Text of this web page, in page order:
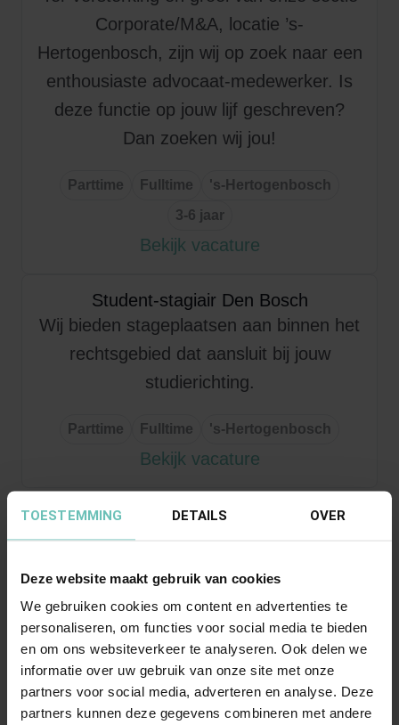
TOESTEMMING DETAILS OVER
Deze website maakt gebruik van cookies
We gebruiken cookies om content en advertenties te
personaliseren, om functies voor social media te bieden
en om ons websiteverkeer te analyseren. Ook delen we
informatie over uw gebruik van onze site met onze
partners voor social media, adverteren en analyse. Deze
partners kunnen deze gegevens combineren met andere
Corporate/M&A, locatie ’s-
Hertogenbosch, zijn wij op zoek naar een
enthousiaste advocaat-medewerker. Is
deze functie op jouw lijf geschreven?
Dan zoeken wij jou!
Parttime Fulltime
's-Hertogenbosch
3-6 jaar
Bekijk vacature
Student-stagiair Den Bosch
Wij bieden stageplaatsen aan binnen het
rechtsgebied dat aansluit bij jouw
studierichting.
Parttime Fulltime 's-Hertogenbosch
Bekijk vacature
Zie je geen passende vacatures? Hoe dan
ook, wij bieden jou de kans.
Stuur je CV